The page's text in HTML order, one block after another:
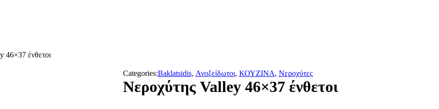
46×37 ένθετοι
Categories:Baklatsidis, Ανοξείδωτοι, ΚΟΥΖΙΝΑ, Νεροχύτες
Νεροχύτης Valley 46×37 ένθετοι